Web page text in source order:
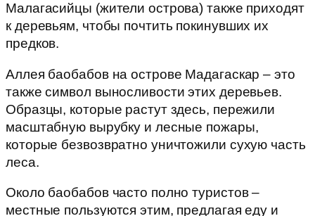
Малагасийцы (жители острова) также приходят
к деревьям, чтобы почтить покинувших их
предков.
Аллея баобабов на острове Мадагаскар – это
также символ выносливости этих деревьев.
Образцы, которые растут здесь, пережили
масштабную вырубку и лесные пожары,
которые безвозвратно уничтожили сухую часть
леса.
Около баобабов часто полно туристов –
местные пользуются этим, предлагая еду и